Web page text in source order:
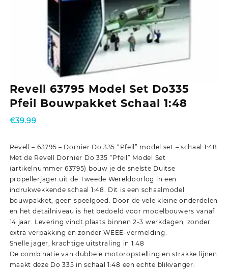
Revell 63795 Model Set Do335
Pfeil Bouwpakket Schaal 1:48
€39.99
Revell – 63795 – Dornier Do 335 “Pfeil” model set – schaal 1:48
Met de Revell Dornier Do 335 “Pfeil” Model Set
(artikelnummer 63795) bouw je de snelste Duitse
propellerjager uit de Tweede Wereldoorlog in een
indrukwekkende schaal 1:48. Dit is een schaalmodel
bouwpakket, geen speelgoed. Door de vele kleine onderdelen
en het detailniveau is het bedoeld voor modelbouwers vanaf
14 jaar. Levering vindt plaats binnen 2-3 werkdagen, zonder
extra verpakking en zonder WEEE-vermelding.
Snelle jager, krachtige uitstraling in 1:48
De combinatie van dubbele motoropstelling en strakke lijnen
maakt deze Do 335 in schaal 1:48 een echte blikvanger: